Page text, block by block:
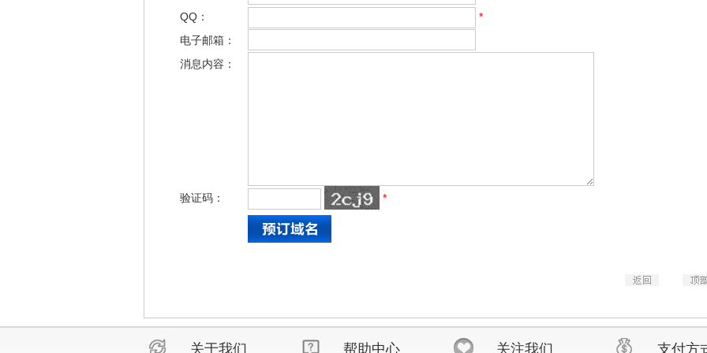
QQ：
*
电子邮箱：
消息内容：
验证码： *
关于我们 帮助中心 关注我们 支付方